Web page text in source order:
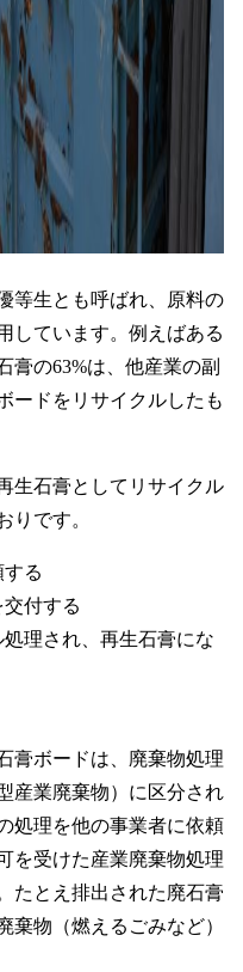
等生とも呼ばれ、原料の
しています。例えばある
膏の63%は、他産業の副
ードをリサイクルしたも
生石膏としてリサイクル
りです。
る
付する
理され、再生石膏にな
膏ボードは、廃棄物処理
産業廃棄物）に区分され
処理を他の事業者に依頼
を受けた産業廃棄物処理
たとえ排出された廃石膏
棄物（燃えるごみなど）